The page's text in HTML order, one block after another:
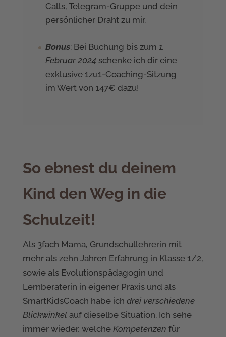
Calls, Telegram-Gruppe und dein
persönlicher Draht zu mir.
Bonus: Bei Buchung bis zum 1.
Februar 2024 schenke ich dir eine
exklusive 1zu1-Coaching-Sitzung
im Wert von 147€ dazu!
So ebnest du deinem
Kind den Weg in die
Schulzeit!
Als 3fach Mama, Grundschullehrerin mit
mehr als zehn Jahren Erfahrung in Klasse 1/2,
sowie als Evolutionspädagogin und
Lernberaterin in eigener Praxis und als
SmartKidsCoach habe ich drei verschiedene
Blickwinkel auf dieselbe Situation. Ich sehe
immer wieder, welche Kompetenzen für